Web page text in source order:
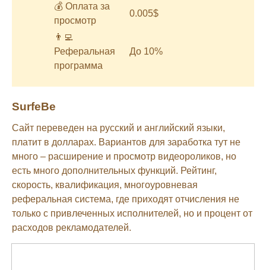
💰 Оплата за
просмотр
0.005$
👨‍💻
Реферальная
программа
До 10%
SurfeBe
Сайт переведен на русский и английский языки,
платит в долларах. Вариантов для заработка тут не
много – расширение и просмотр видеороликов, но
есть много дополнительных функций. Рейтинг,
скорость, квалификация, многоуровневая
реферальная система, где приходят отчисления не
только с привлеченных исполнителей, но и процент от
расходов рекламодателей.